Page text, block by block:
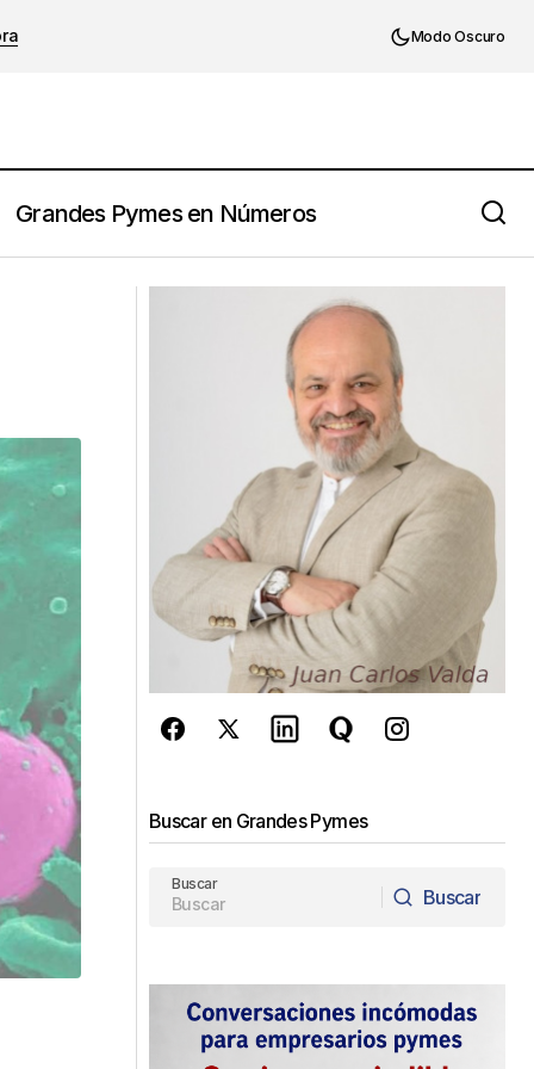
Modo Oscuro
Grandes Pymes en Números
Empresa Tampoco)
Buscar en Grandes Pymes
Buscar
Buscar